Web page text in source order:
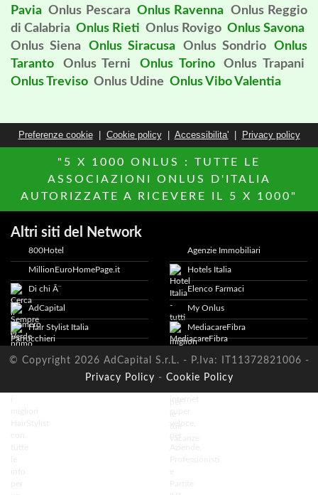
Pavia Onlus Pescara Onlus Ravenna Onlus Reggio
di Calabria Onlus Rieti Onlus Rovigo Onlus Savona
Onlus Siena
Onlus Siracusa Onlus Sondrio
Onlus
Taranto
Onlus Terni Onlus Torino
Onlus Trapani
Onlus Treviso Onlus Udine Onlus Vibo Valentia
Preferenze cookie| Cookie policy| Accessibilita'| Privacy policy
"5 X 1000 ONLUS : TUTTE LE
ASSOCIAZIONI ONLUS D'ITALIA
AUTORIZZATE A RICEVERE IL 5 X 1000"
Altri siti del Network
800Hotel Agenzie Immobiliari
MillionEuroHomePage.it Hotels Italia
Di chi Ã¨ Elenco Farmaci
AdCapital My Onlus
Hair Stylist Italia MediacareFibra
© Copyright 2026 AdCapital S.r.L. - P.Iva: IT11372821006 -
Privacy Policy - Cookie Policy